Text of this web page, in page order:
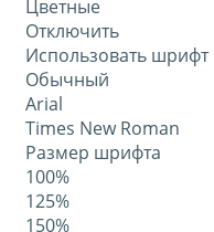
Цветные
Отключить
Использовать шрифт
Обычный
Arial
Times New Roman
Размер шрифта
100%
125%
150%